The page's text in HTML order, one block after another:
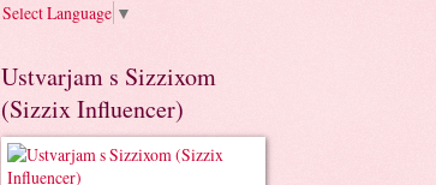
Select Language ▼
Ustvarjam s Sizzixom
(Sizzix Influencer)